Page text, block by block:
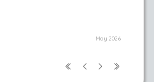
May 2026